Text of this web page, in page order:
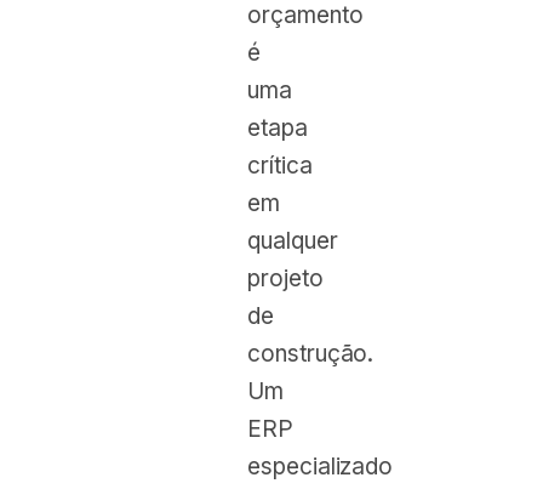
orçamento
é
uma
etapa
crítica
em
qualquer
projeto
de
construção.
Um
ERP
especializado